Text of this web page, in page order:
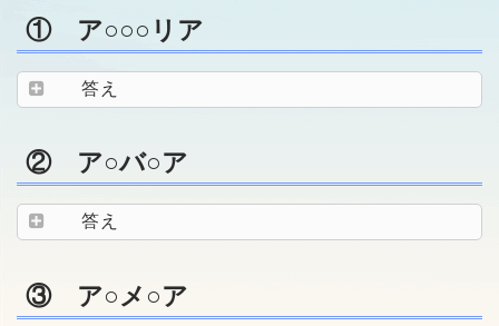
① ア○○○リア
答え
② ア○バ○ア
答え
③ ア○メ○ア